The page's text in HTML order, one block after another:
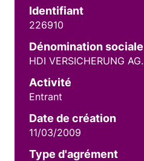
Identifiant
226910
Dénomination sociale
HDI VERSICHERUNG AG.
Activité
Entrant
Date de création
11/03/2009
Type d'agrément